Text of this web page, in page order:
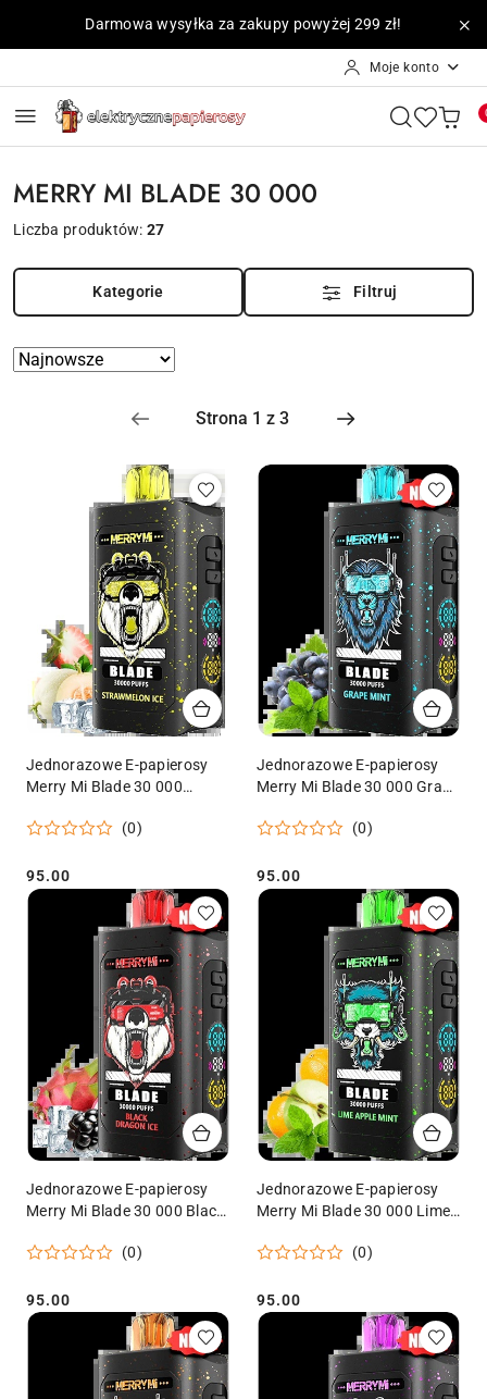
Przejdź do treści głównej
Przejdź do wyszukiwarki
Przejdź do moje konto
Przejdź do menu głównego
Przejdź do stopki
Darmowa wysyłka za zakupy powyżej 299 zł!
Moje konto
MERRY MI BLADE 30 000
Liczba produktów:27
Kategorie Filtruj
Zastosowano
Sortuj
Jednorazowe E-papierosy
Merry Mi Blade 30 000
(0)
Cena:
95.00
Jednorazowe E-papierosy
Merry Mi Blade 30 000 Grape
(0)
Cena:
95.00
Jednorazowe E-papierosy
Merry Mi Blade 30 000 Black
(0)
Cena:
95.00
Jednorazowe E-papierosy
Merry Mi Blade 30 000 Lime
(0)
Cena:
95.00